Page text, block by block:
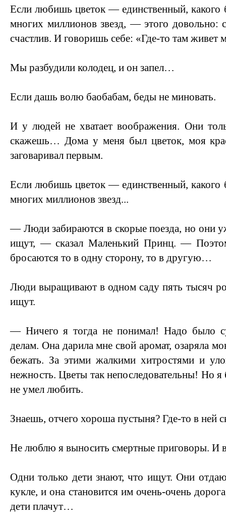
Если любишь цветок — единственный, какого
многих миллионов звезд, — этого
счастлив. И говоришь себе: «Где-то там
Мы разбудили колодец, и он запел…
Если дашь волю баобабам, беды не миновать.
И у людей не хватает воображения. Они
скажешь… Дома у меня был цветок, моя
заговаривал первым.
Если любишь цветок — единственный, какого
многих миллионов звезд...
— Люди забираются в скорые поезда, но они
ищут, — сказал Маленький Принц. —
бросаются то в одну сторону, то в другую…
Люди выращивают в одном саду пять тысяч
ищут.
— Ничего я тогда не понимал! Надо было
делам. Она дарила мне свой аромат, озаряла
бежать. За этими жалкими хитростями и
нежность. Цветы так непоследовательны! Но
не умел любить.
Знаешь, отчего хороша пустыня? Где-то в ней
Не люблю я выносить смертные приговоры. И
Одни только дети знают, что ищут. Они
кукле, и она становится им очень-очень
дети плачут…